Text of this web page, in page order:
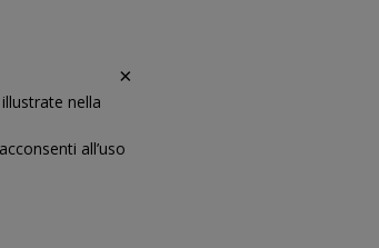
×
nella
all’uso